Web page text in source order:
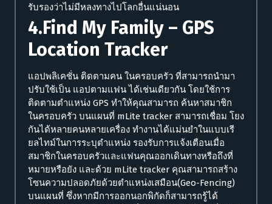
รับรองว่าไม่มีหลงทางไปโลกอื่นแน่นอน
4.Find My Family – GPS
Location Tracker
แอปพลิเคชั่น ติดตามคน ในครอบครัว ที่สามารถนำมา
ปรับใช้เป็น แอปตามแฟน ได้เช่นเดียวกัน โดยใช้การ
ติดตามตำแหน่ง GPS ทำให้คุณสามารถ ค้นหาสมาชิก
ในครอบครัว บนแผนที่ mLite tracker สามารถเชื่อม โยง
กันได้หลายคนหลายเครื่อง ทำงานได้แม่นยำในแบบเรี
ยลไทม์ในการระบุตำแหน่ง รองรับการแจ้งเตือนเมื่อ
สมาชิกในครอบครัวและแฟนคุณออกเดินทางหรือถึงที่
หมายหรือยัง และด้วย mLite tracker คุณสามารถสร้าง
โซนความปลอดภัยด้วยตำแหน่งเสมือน(Geo-Fencing)
บนแผนที่ ซึ่งหากมีการออกนอกพิกัดก็สามารถรู้ได้